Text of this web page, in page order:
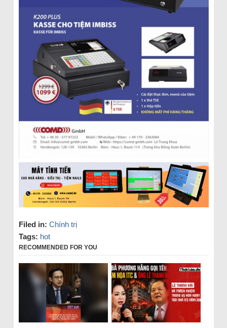
Filed in: Chính trị
Tags: hot
RECOMMENDED FOR YOU